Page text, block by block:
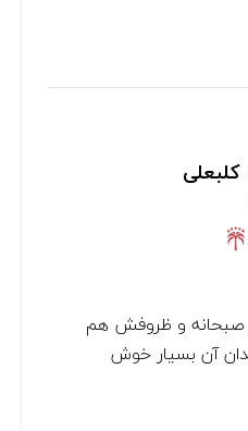
صبحانه و ظروفش هم
آن بسیار خوش